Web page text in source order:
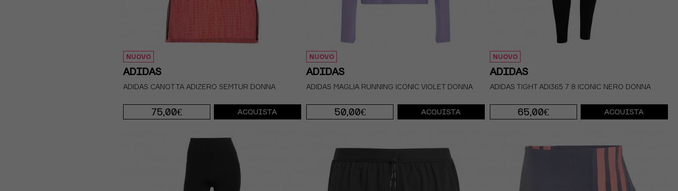
NUOVO
ADIDAS
ADIDAS CANOTTA ADIZERO SEMTUR DONNA
75,00€ ACQUISTA
NUOVO
ADIDAS
ADIDAS MAGLIA RUNNING ICONIC VIOLET DONNA
50,00€ ACQUISTA
NUOVO
ADIDAS
ADIDAS TIGHT ADI365 7 8 ICONIC NERO DONNA
65,00€ ACQUISTA